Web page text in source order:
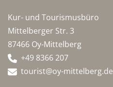
Kur- und Tourismusbüro
Mittelberger Str. 3
87466 Oy-Mittelberg
+49 8366 207
tourist@oy-mittelberg.de